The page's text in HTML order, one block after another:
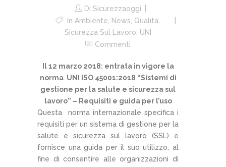
Di Sicurezzaoggi
In Ambiente News Qualità
Sicurezza Sul Lavoro UNI
Commenti
Il 12 marzo 2018: entrata in vigore la
norma UNI ISO 45001:2018 “Sistemi di
gestione per la salute e sicurezza sul
lavoro” – Requisiti e guida per l’uso
Questa norma internazionale specifica i
requisiti per un sistema di gestione per la
salute e sicurezza sul lavoro (SSL) e
fornisce una guida per il suo utilizzo, al
fine di consentire alle organizzazioni di